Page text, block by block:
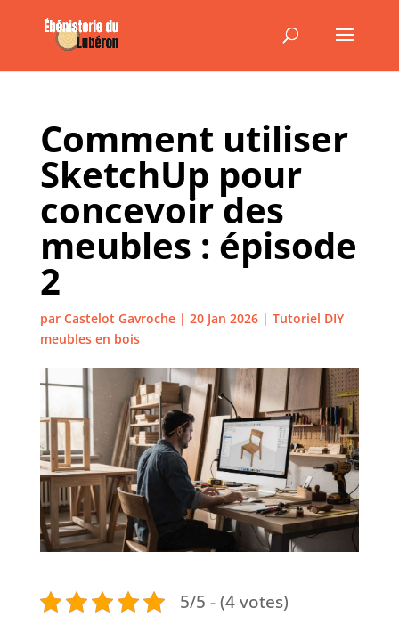
Comment utiliser
SketchUp pour
concevoir des
meubles : épisode
2
par Castelot Gavroche| 20 Jan 2026| Tutoriel DIY
meubles en bois
5/5 - (4 votes)